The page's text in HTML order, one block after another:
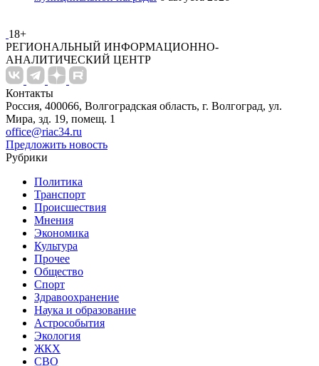
18+
РЕГИОНАЛЬНЫЙ ИНФОРМАЦИОННО-
АНАЛИТИЧЕСКИЙ ЦЕНТР
Контакты
Россия, 400066, Волгоградская область, г. Волгоград, ул.
Мира, зд. 19, помещ. 1
office@riac34.ru
Предложить новость
Рубрики
Политика
Транспорт
Происшествия
Мнения
Экономика
Культура
Прочее
Общество
Спорт
Здравоохранение
Наука и образование
Астрособытия
Экология
ЖКХ
СВО